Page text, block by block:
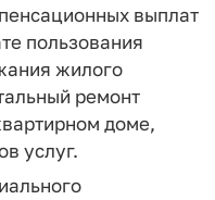
выплат
пользования
жилого
ремонт
доме,
услуг.